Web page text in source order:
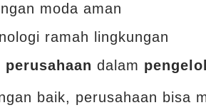
moda aman
ramah lingkungan
dalam
baik, perusahaan bisa